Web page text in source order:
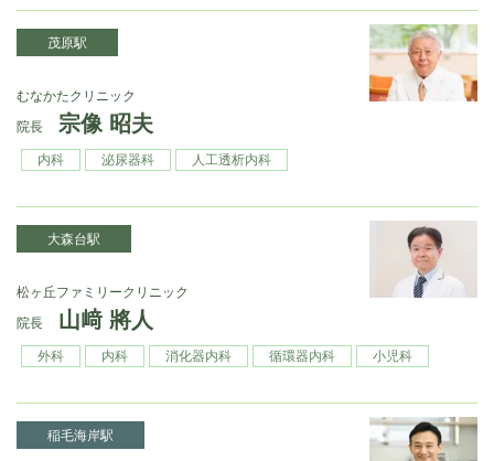
茂原駅
むなかたクリニック
院長
宗像 昭夫
内科 泌尿器科 人工透析内科
大森台駅
松ヶ丘ファミリークリニック
院長
山﨑 將人
外科 内科 消化器内科 循環器内科 小児科
稲毛海岸駅